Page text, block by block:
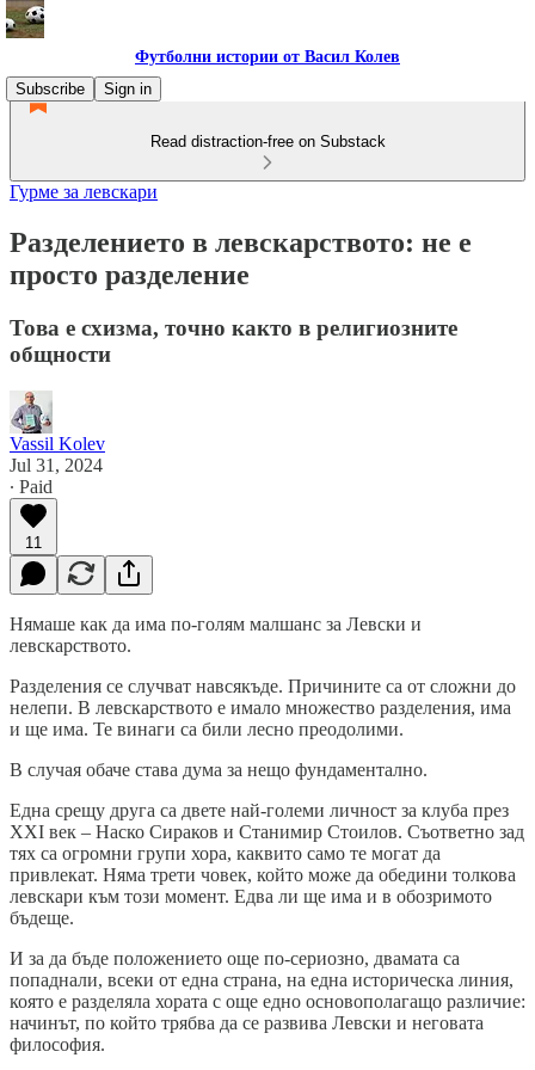
Футболни истории от Васил Колев
Subscribe
Sign in
Read distraction-free on Substack
Гурме за левскари
Разделението в левскарството: не е
просто разделение
Това е схизма, точно както в религиозните
общности
Vassil Kolev
Jul 31, 2024
∙ Paid
11
Нямаше как да има по-голям малшанс за Левски и
левскарството.
Разделения се случват навсякъде. Причините са от сложни до
нелепи. В левскарството е имало множество разделения, има
и ще има. Те винаги са били лесно преодолими.
В случая обаче става дума за нещо фундаментално.
Една срещу друга са двете най-големи личност за клуба през
XXI век – Наско Сираков и Станимир Стоилов. Съответно зад
тях са огромни групи хора, каквито само те могат да
привлекат. Няма трети човек, който може да обедини толкова
левскари към този момент. Едва ли ще има и в обозримото
бъдеще.
И за да бъде положението още по-сериозно, двамата са
попаднали, всеки от една страна, на една историческа линия,
която е разделяла хората с още едно основополагащо различие:
начинът, по който трябва да се развива Левски и неговата
философия.